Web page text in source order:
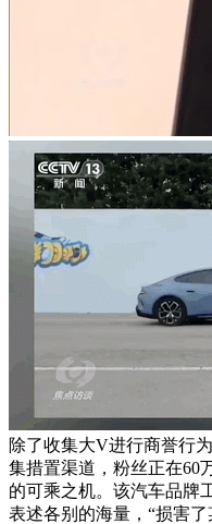
除了收集大V进行商誉行
集措置渠道，粉丝正在60
的可乘之机。该汽车品牌
表述各别的海量，“损害